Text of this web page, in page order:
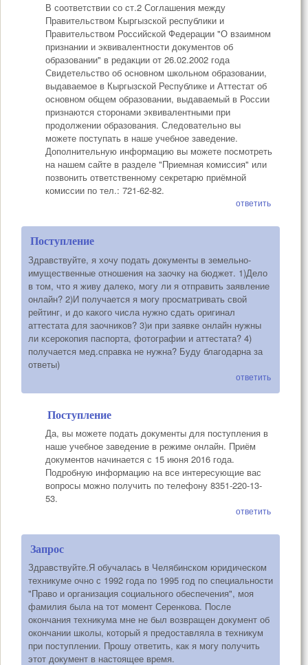
В соответствии со ст.2 Соглашения между
Правительством Кыргызской республики и
Правительством Российской Федерации "О взаимном
признании и эквивалентности документов об
образовании" в редакции от 26.02.2002 года
Свидетельство об основном школьном образовании,
выдаваемое в Кыргызской Республике и Аттестат об
основном общем образовании, выдаваемый в России
признаются сторонами эквивалентными при
продолжении образования. Следовательно вы
можете поступать в наше учебное заведение.
Дополнительную информацию вы можете посмотреть
на нашем сайте в разделе "Приемная комиссия" или
позвонить ответственному секретарю приёмной
комиссии по тел.: 721-62-82.
ответить
Поступление
Здравствуйте, я хочу подать документы в земельно-
имущественные отношения на заочку на бюджет. 1)Дело
в том, что я живу далеко, могу ли я отправить заявление
онлайн? 2)И получается я могу просматривать свой
рейтинг, и до какого числа нужно сдать оригинал
аттестата для заочников? 3)и при заявке онлайн нужны
ли ксерокопия паспорта, фотографии и аттестата? 4)
получается мед.справка не нужна? Буду благодарна за
ответы)
ответить
Поступление
Да, вы можете подать документы для поступления в
наше учебное заведение в режиме онлайн. Приём
документов начинается с 15 июня 2016 года.
Подробную информацию на все интересующие вас
вопросы можно получить по телефону 8351-220-13-
53.
ответить
Запрос
Здравствуйте.Я обучалась в Челябинском юридическом
техникуме очно с 1992 года по 1995 год по специальности
"Право и организация социального обеспечения", моя
фамилия была на тот момент Серенкова. После
окончания техникума мне не был возвращен документ об
окончании школы, который я предоставляла в техникум
при поступлении. Прошу ответить, как я могу получить
этот документ в настоящее время.